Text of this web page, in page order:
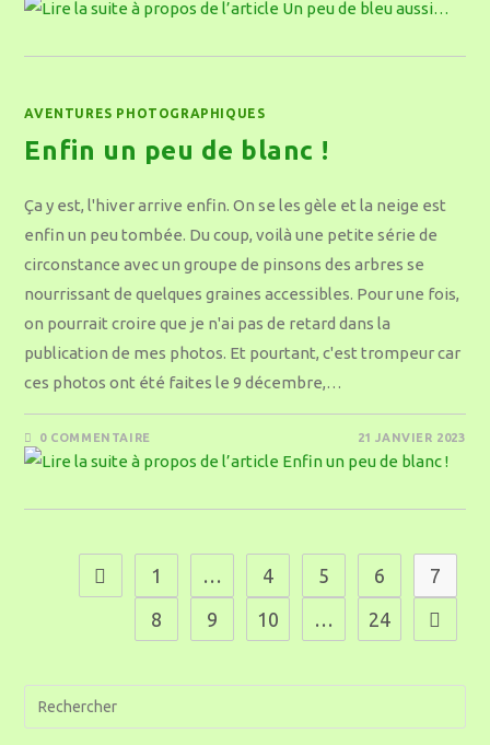
AVENTURES PHOTOGRAPHIQUES
Enfin un peu de blanc !
Ça y est, l'hiver arrive enfin. On se les gèle et la neige est
enfin un peu tombée. Du coup, voilà une petite série de
circonstance avec un groupe de pinsons des arbres se
nourrissant de quelques graines accessibles. Pour une fois,
on pourrait croire que je n'ai pas de retard dans la
publication de mes photos. Et pourtant, c'est trompeur car
ces photos ont été faites le 9 décembre,…
0 COMMENTAIRE 21 JANVIER 2023
1 … 4 5 6
7
8
9 10 … 24